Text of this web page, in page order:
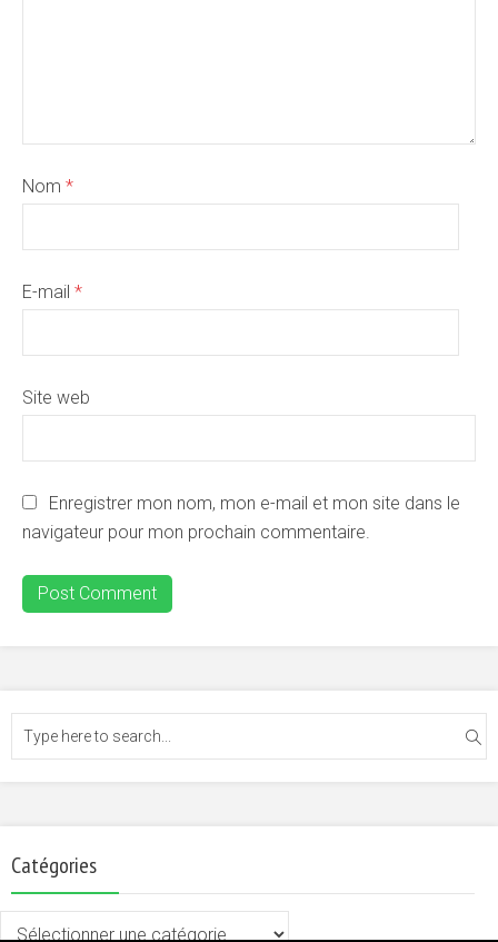
Nom *
E-mail *
Site web
Enregistrer mon nom, mon e-mail et mon site dans le
navigateur pour mon prochain commentaire.
Catégories